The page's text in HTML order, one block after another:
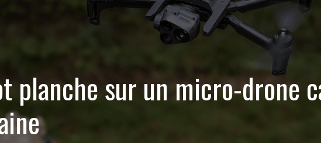
planche sur un micro-drone